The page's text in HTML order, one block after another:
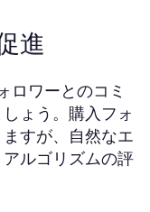
進
ロワーとのコミ
ょう。購入フォ
すが、自然なエ
ルゴリズムの評